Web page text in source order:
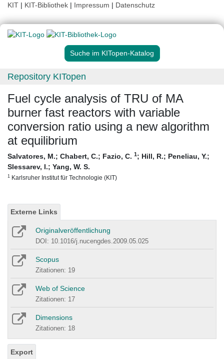
KIT | KIT-Bibliothek | Impressum | Datenschutz
Suche im KITopen-Katalog
Repository KITopen
Fuel cycle analysis of TRU of MA
burner fast reactors with variable
conversion ratio using a new algorithm
at equilibrium
Salvatores, M.; Chabert, C.; Fazio, C. 1; Hill, R.; Peneliau, Y.;
Slessarev, I.; Yang, W. S.
1 Karlsruher Institut für Technologie (KIT)
Externe Links
Originalveröffentlichung
DOI: 10.1016/j.nucengdes.2009.05.025
Scopus
Zitationen: 19
Web of Science
Zitationen: 17
Dimensions
Zitationen: 18
Export